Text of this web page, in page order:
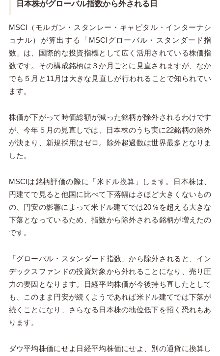
日本株がグローバル指数から外される日
MSCI（モルガン・スタンレー・キャピタル・インターナシ
ョナル）が算出する「MSCIグローバル・スタンダード指
数」は、国際的な投資指標として広く活用されている株価指
数です。その構成銘柄は ３か 月ごとに見直されますが、なか
でも ５ 月と 11 月は大きな見直しが行われることで知られてい
ます。
株価が下がって時価総額が減った銘柄が除外されるわけです
が、今年５月の見直しでは、日本株のうち実に22銘柄の除外
が決まり、新規採用はゼロ。除外超過数は世界最多となりま
した。
MSCIは銘柄評価の際に「米ドル換算」します。日本株は、
円建てで見ると他国に比べて下落幅はさほど大きくないもの
の、円安の影響によって米ドル建てでは20％を超える大きな
下落となっているため、指数から除外される銘柄が増えたの
です。
「グローバル・スタンダード指数」から除外されると、イン
デックスファンドの投資対象から外れることになり、売り圧
力の要因となります。日経平均株価が今後持ち直したとして
も、このまま円安が続くようであれば米ドル建てでは下落が
続くことになり、さらなる日本株の地位低下を招く恐れもあ
ります。
ダウ平均株価にせよ日経平均株価にせよ、別の通貨に換算し